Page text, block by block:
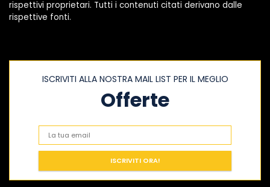
rispettivi proprietari. Tutti i contenuti citati derivano dalle
rispettive fonti.
ISCRIVITI ALLA NOSTRA MAIL LIST PER IL MEGLIO
Offerte